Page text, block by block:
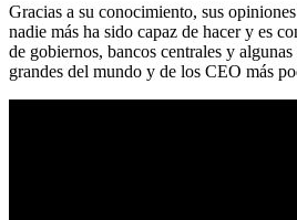
Gracias a su conocimiento, sus
nadie más ha sido capaz de hacer y es
de gobiernos, bancos centrales y algunas
grandes del mundo y de los CEO más